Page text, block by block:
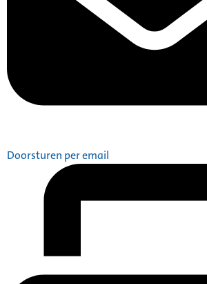
Doorsturen per email